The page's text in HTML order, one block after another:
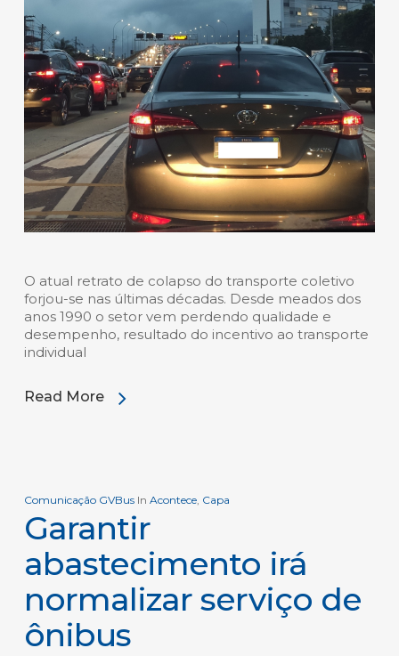
O atual retrato de colapso do transporte coletivo
forjou-se nas últimas décadas. Desde meados dos
anos 1990 o setor vem perdendo qualidade e
desempenho, resultado do incentivo ao transporte
individual
Read More
Comunicação GVBus In Acontece, Capa
Garantir
abastecimento irá
normalizar serviço de
ônibus